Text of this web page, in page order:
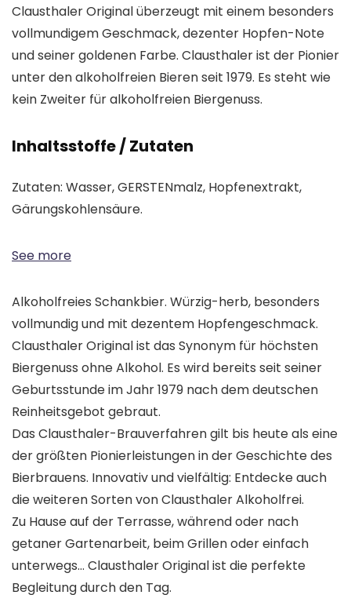
Clausthaler Original überzeugt mit einem besonders
vollmundigem Geschmack, dezenter Hopfen-Note
und seiner goldenen Farbe. Clausthaler ist der Pionier
unter den alkoholfreien Bieren seit 1979. Es steht wie
kein Zweiter für alkoholfreien Biergenuss.
Inhaltsstoffe / Zutaten
Zutaten: Wasser, GERSTENmalz, Hopfenextrakt,
Gärungskohlensäure.
See more
Alkoholfreies Schankbier. Würzig-herb, besonders
vollmundig und mit dezentem Hopfengeschmack.
Clausthaler Original ist das Synonym für höchsten
Biergenuss ohne Alkohol. Es wird bereits seit seiner
Geburtsstunde im Jahr 1979 nach dem deutschen
Reinheitsgebot gebraut.
Das Clausthaler-Brauverfahren gilt bis heute als eine
der größten Pionierleistungen in der Geschichte des
Bierbrauens. Innovativ und vielfältig: Entdecke auch
die weiteren Sorten von Clausthaler Alkoholfrei.
Zu Hause auf der Terrasse, während oder nach
getaner Gartenarbeit, beim Grillen oder einfach
unterwegs… Clausthaler Original ist die perfekte
Begleitung durch den Tag.